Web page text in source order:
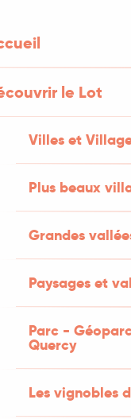
le Lot
Villes et
Plus beaux
Grandes
Paysages et
Parc -
Quercy
Les vignobles